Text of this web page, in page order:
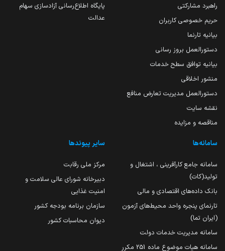
راهبرد مشارکتی
حریم خصوصی کاربران
بیانیه تارنما
دستورالعمل بروز رسانی
بیانیه توافق سطح خدمات
منشور اخلاقی
دستورالعمل مدیریت تعارض منافع
نقشه سایت
مناقصه و مزایده
پایگاه اطلاع‌رسانی آزادسازی سهام
عدالت
سامانه‌ها
سامانه جامع کارآفرینی ، اشتغال و
تولید(کات)
بانک داده‌های اقتصادی و مالی
تارنمای پنجره واحد محیط‌های آزمون
(ایران تما)
سامانه مدیریت خدمات دولت
سامانه هیات موضوع ماده 251 مکرر
سایر پیوندها
مرکز ملی رقابت
دبیرخانه شورای عالی سلامت و
امنیت غذایی
سازمان برنامه بودجه کشور
دیوان محاسبات کشور